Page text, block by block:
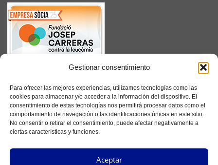
Gestionar consentimiento
Para ofrecer las mejores experiencias, utilizamos tecnologías como las
cookies para almacenar y/o acceder a la información del dispositivo. El
consentimiento de estas tecnologías nos permitirá procesar datos como el
comportamiento de navegación o las identificaciones únicas en este sitio.
No consentir o retirar el consentimiento, puede afectar negativamente a
ciertas características y funciones.
Aceptar
SUSCRÍBETE
Facebook
Instagram